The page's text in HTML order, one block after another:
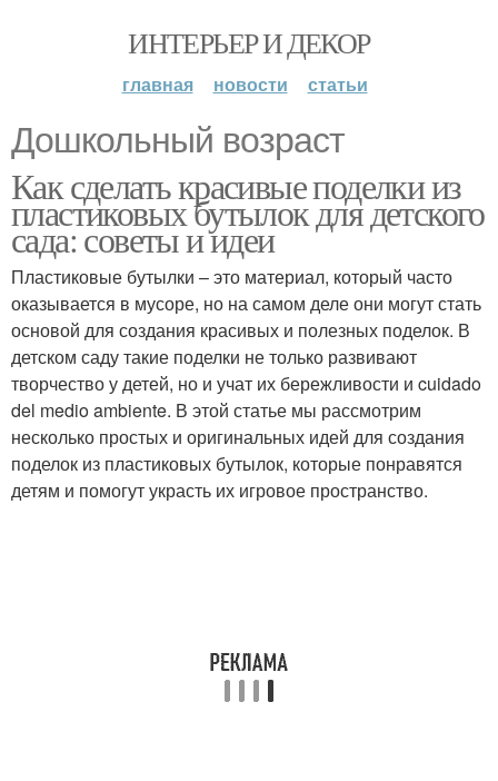
ИНТЕРЬЕР И ДЕКОР
главная новости статьи
Дошкольный возраст
Как сделать красивые поделки из
пластиковых бутылок для детского
сада: советы и идеи
Пластиковые бутылки – это материал, который часто
оказывается в мусоре, но на самом деле они могут стать
основой для создания красивых и полезных поделок. В
детском саду такие поделки не только развивают
творчество у детей, но и учат их бережливости и cuidado
del medio ambiente. В этой статье мы рассмотрим
несколько простых и оригинальных идей для создания
поделок из пластиковых бутылок, которые понравятся
детям и помогут украсть их игровое пространство.